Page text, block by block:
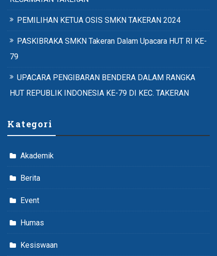
PEMILIHAN KETUA OSIS SMKN TAKERAN 2024
PASKIBRAKA SMKN Takeran Dalam Upacara HUT RI KE-
79
UPACARA PENGIBARAN BENDERA DALAM RANGKA
HUT REPUBLIK INDONESIA KE-79 DI KEC. TAKERAN
Kategori
Akademik
Berita
Event
Humas
Kesiswaan